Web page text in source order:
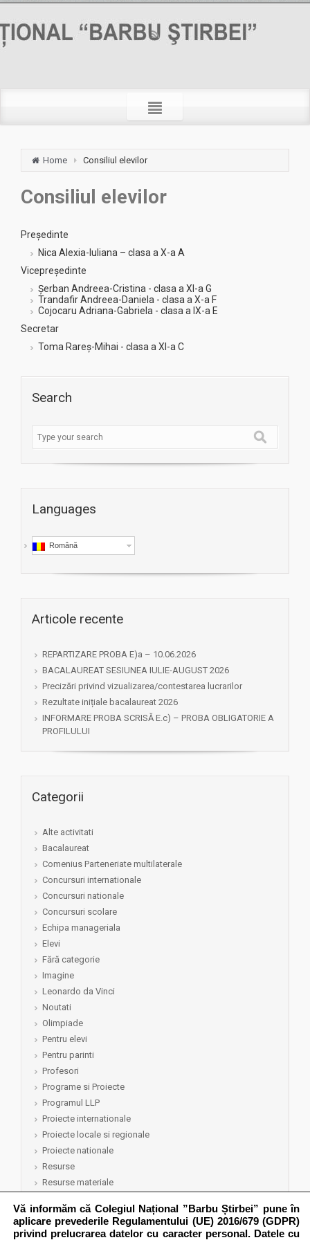
Home Consiliul elevilor
Consiliul elevilor
Președinte
Nica Alexia-Iuliana – clasa a X-a A
Vicepreședinte
Șerban Andreea-Cristina - clasa a XI-a G
Trandafir Andreea-Daniela - clasa a X-a F
Cojocaru Adriana-Gabriela - clasa a IX-a E
Secretar
Toma Rareș-Mihai - clasa a XI-a C
Search
Languages
Română
Articole recente
REPARTIZARE PROBA E)a – 10.06.2026
BACALAUREAT SESIUNEA IULIE-AUGUST 2026
Precizări privind vizualizarea/contestarea lucrarilor
Rezultate inițiale bacalaureat 2026
INFORMARE PROBA SCRISĂ E.c) – PROBA OBLIGATORIE A
PROFILULUI
Categorii
Alte activitati
Bacalaureat
Comenius Parteneriate multilaterale
Concursuri internationale
Concursuri nationale
Concursuri scolare
Echipa manageriala
Elevi
Fără categorie
Imagine
Leonardo da Vinci
Noutati
Olimpiade
Pentru elevi
Pentru parinti
Profesori
Programe si Proiecte
Programul LLP
Proiecte internationale
Proiecte locale si regionale
Proiecte nationale
Resurse
Resurse materiale
Rezultate
Semep 2015-2016
Vă informăm că Colegiul Național ”Barbu Știrbei” pune în
aplicare prevederile Regulamentului (UE) 2016/679 (GDPR)
privind prelucrarea datelor cu caracter personal. Datele cu